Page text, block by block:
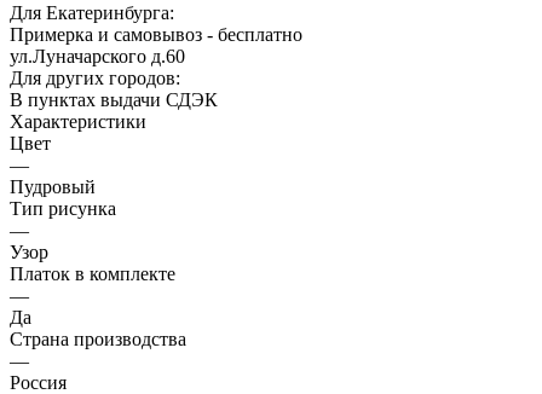
Для Екатеринбурга:
Примерка и самовывоз - бесплатно
ул.Луначарского д.60
Для других городов:
В пунктах выдачи СДЭК
Характеристики
Цвет
—
Пудровый
Тип рисунка
—
Узор
Платок в комплекте
—
Да
Страна производства
—
Россия